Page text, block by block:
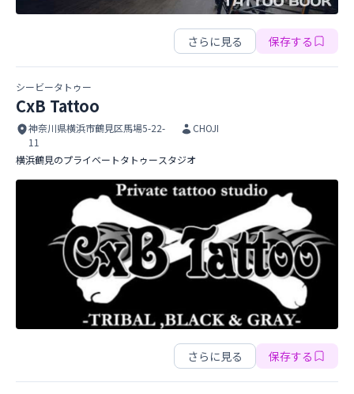
ストローカータトゥー横浜スタジオ
さらに見る 保存する
シービータトゥー
CxB Tattoo
神奈川県横浜市鶴見区馬場5-22-
11
CHOJI
横浜鶴見のプライベートタトゥースタジオ
CxB Tattoo
さらに見る 保存する